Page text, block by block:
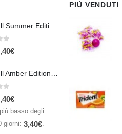
Red Bull Summer Edition Juneberry 250 ml
€
Red Bull Amber Edition Apricot Strawberry 250ml – Energy Drink Albicocca e Fragola
€
basso degli
giorni: 3,40€
PIÙ VENDUTI